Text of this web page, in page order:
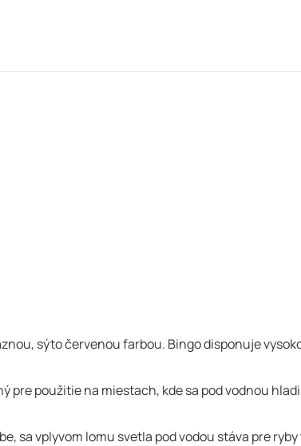
sýto červenou farbou. Bingo disponuje
pre použitie na miestach, kde sa pod vodnou
sa vplyvom lomu svetla pod vodou stáva pre